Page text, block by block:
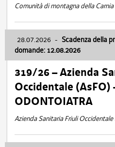
Comunità di montagna della Carnia
28.07.2026 - Scadenza della
domande: 12.08.2026
319/26 – Azienda
Occidentale (AsFO)
ODONTOIATRA
Azienda Sanitaria Friuli Occidentale